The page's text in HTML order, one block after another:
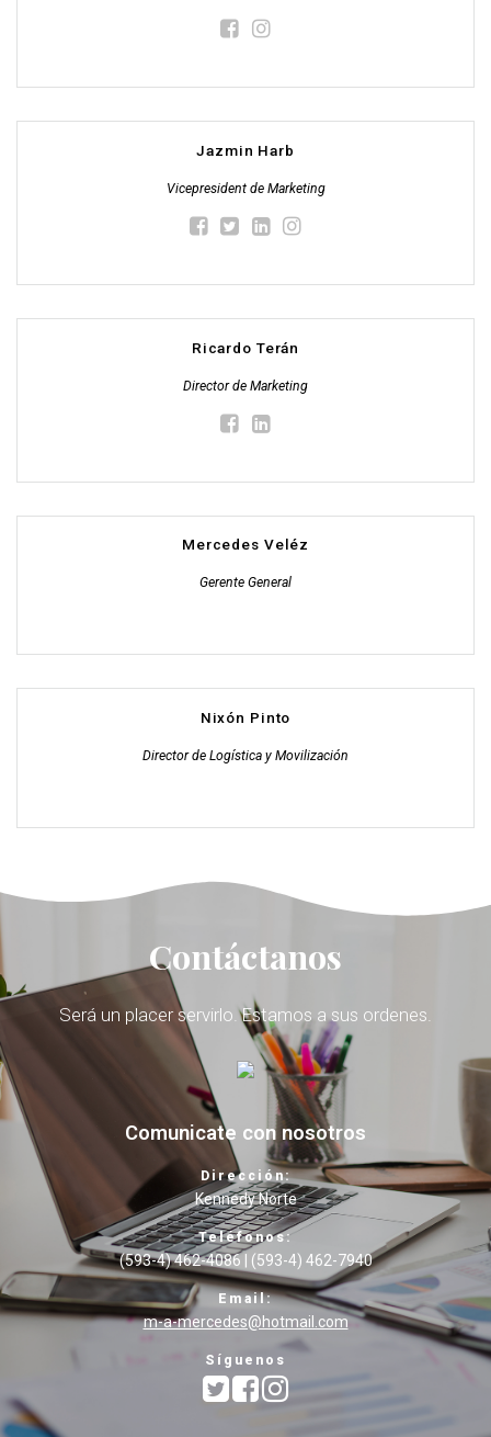
Jazmin Harb
Vicepresident de Marketing
Ricardo Terán
Director de Marketing
Mercedes Veléz
Gerente General
Nixón Pinto
Director de Logística y Movilización
Contáctanos
Será un placer servirlo. Estamos a sus ordenes.
Comunicate con nosotros
Dirección:
Kennedy Norte
Teléfonos:
(593-4) 462-4086 | (593-4) 462-7940
Email:
m-a-mercedes@hotmail.com
Síguenos